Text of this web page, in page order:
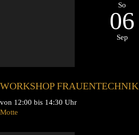
So
06
Sep
WORKSHOP
von 12:00 bis 14:30 Uhr
Motte